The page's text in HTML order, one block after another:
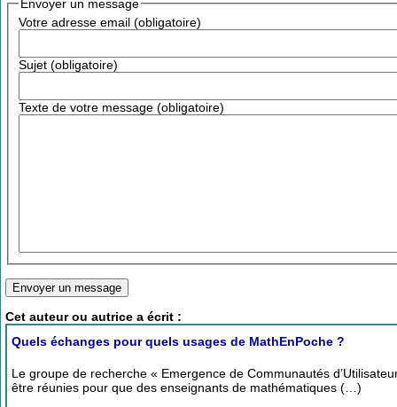
Envoyer un message
Votre adresse email (obligatoire)
Sujet (obligatoire)
Texte de votre message (obligatoire)
Cet auteur ou autrice a écrit :
Quels échanges pour quels usages de MathEnPoche ?
Le groupe de recherche « Emergence de Communautés
être réunies pour que des enseignants de mathématiques (…)